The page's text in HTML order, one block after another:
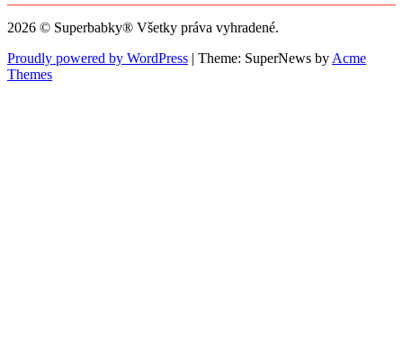
2026 © Superbabky® Všetky práva vyhradené.
Proudly powered by WordPress | Theme: SuperNews by Acme
Themes